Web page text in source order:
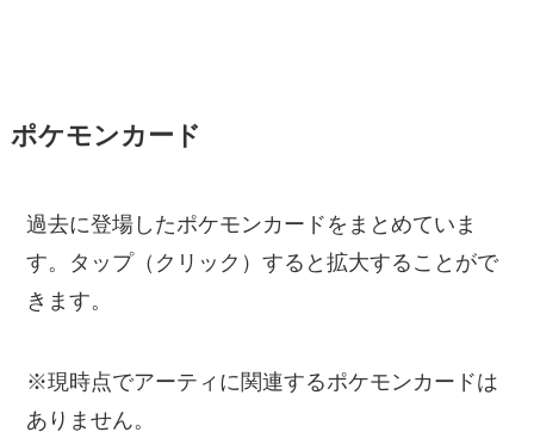
ポケモンカード
過去に登場したポケモンカードをまとめていま
す。タップ（クリック）すると拡大することがで
きます。
※現時点でアーティに関連するポケモンカードは
ありません。